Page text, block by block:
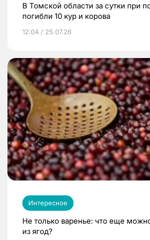
В Томской области за сутки при
погибли 10 кур и корова
12:04 / 25.07.26
Интересное
Не только варенье: что еще
из ягод?